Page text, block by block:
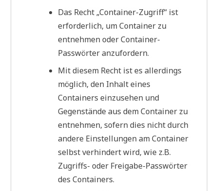
Das Recht „Container-Zugriff“ ist
erforderlich, um Container zu
entnehmen oder Container-
Passwörter anzufordern.
Mit diesem Recht ist es allerdings
möglich, den Inhalt eines
Containers einzusehen und
Gegenstände aus dem Container zu
entnehmen, sofern dies nicht durch
andere Einstellungen am Container
selbst verhindert wird, wie z.B.
Zugriffs- oder Freigabe-Passwörter
des Containers.